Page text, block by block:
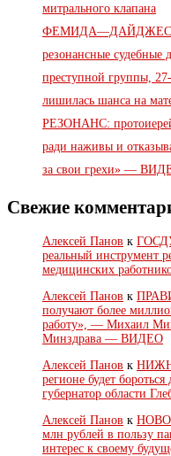
митрального клапана
ФЕМИДА—ДАЙДЖЕСТ:
резонансные судебные
преступной группы,
лишилась шанса на
РЕЗОНАНС:
ради наживы и
за свои грехи» —
Свежие
Алексей Панов к
реальный инструмент
медицинских
Алексей Панов к
получают более
работу», — Михаил
Минздрава — ВИДЕО
Алексей Панов к
регионе будет
губернатор области
Алексей Панов к
млн рублей в пользу
интерес к своему